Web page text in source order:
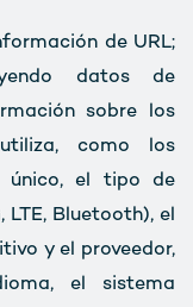
de URL;
datos de
sobre los
como los
único, el tipo de
LTE, Bluetooth), el
y el proveedor,
el sistema